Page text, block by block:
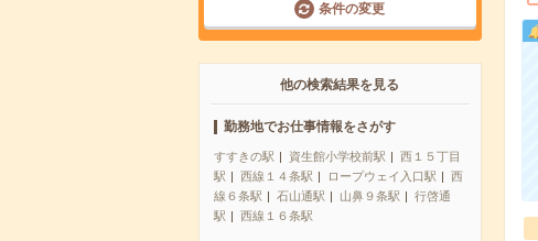
条件の変更
他の検索結果を見る
勤務地でお仕事情報をさがす
すすきの駅 資生館小学校前駅
西１５丁目
駅
西線１４条駅 ロープウェイ入口駅
西
線６条駅
石山通駅 山鼻９条駅
行啓通
駅
西線１６条駅